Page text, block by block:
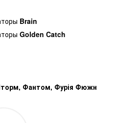
Brain
Golden Catch
Фантом, Фурія Фюжн